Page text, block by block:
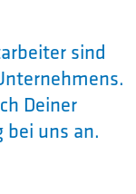
sind
Deiner
uns an.